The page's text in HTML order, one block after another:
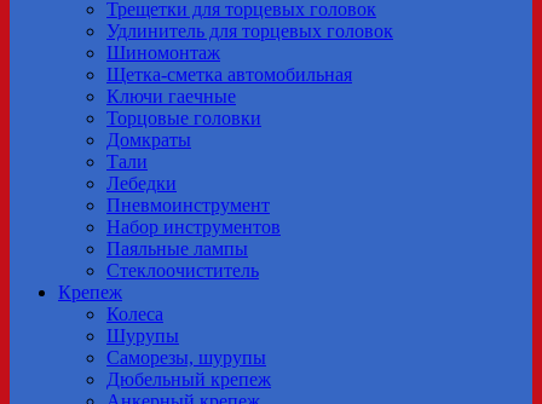
Трещетки для торцевых головок
Удлинитель для торцевых головок
Шиномонтаж
Щетка-сметка автомобильная
Ключи гаечные
Торцовые головки
Домкраты
Тали
Лебедки
Пневмоинструмент
Набор инструментов
Паяльные лампы
Стеклоочиститель
Крепеж
Колеса
Шурупы
Саморезы, шурупы
Дюбельный крепеж